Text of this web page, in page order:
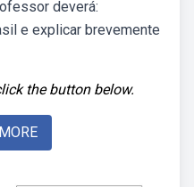
deverá:
e explicar brevemente
the button below.